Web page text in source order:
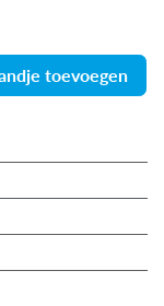
toevoegen